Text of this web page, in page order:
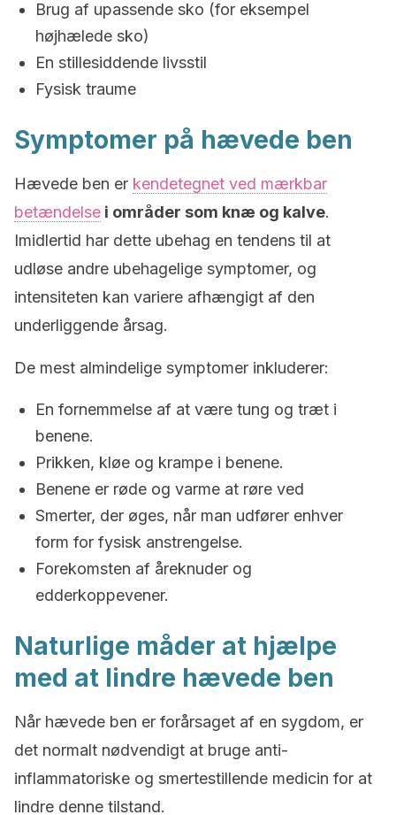
Brug af upassende sko (for eksempel
højhælede sko)
En stillesiddende livsstil
Fysisk traume
Symptomer på hævede ben
Hævede ben er kendetegnet ved mærkbar
betændelse i områder som knæ og kalve.
Imidlertid har dette ubehag en tendens til at
udløse andre ubehagelige symptomer, og
intensiteten kan variere afhængigt af den
underliggende årsag.
De mest almindelige symptomer inkluderer:
En fornemmelse af at være tung og træt i
benene.
Prikken, kløe og krampe i benene.
Benene er røde og varme at røre ved
Smerter, der øges, når man udfører enhver
form for fysisk anstrengelse.
Forekomsten af åreknuder og
edderkoppevener.
Naturlige måder at hjælpe
med at lindre hævede ben
Når hævede ben er forårsaget af en sygdom, er
det normalt nødvendigt at bruge anti-
inflammatoriske og smertestillende medicin for at
lindre denne tilstand.